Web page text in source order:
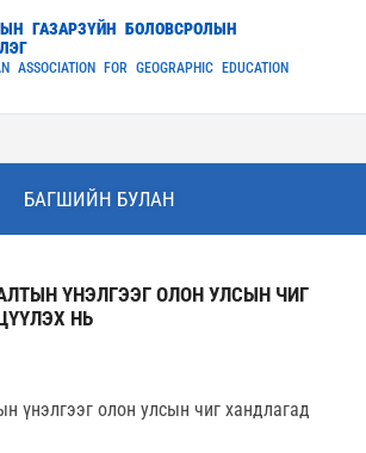
ГАЗАРЗҮЙН БОЛОВСРОЛЫН
ASSOCIATION FOR GEOGRAPHIC EDUCATION
БАГШИЙН БУЛАН
ҮНЭЛГЭЭГ ОЛОН УЛСЫН ЧИГ
НЬ
үнэлгээг олон улсын чиг хандлагад